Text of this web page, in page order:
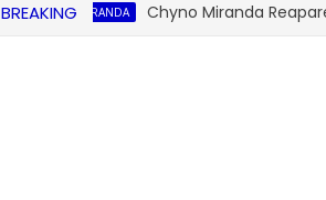
BREAKING
CHYNOMIRANDA Chyno Miranda Reaparece